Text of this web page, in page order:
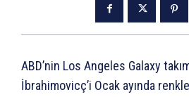
ABD’nin Los Angeles Galaxy
İbrahimovicç’i Ocak ayında